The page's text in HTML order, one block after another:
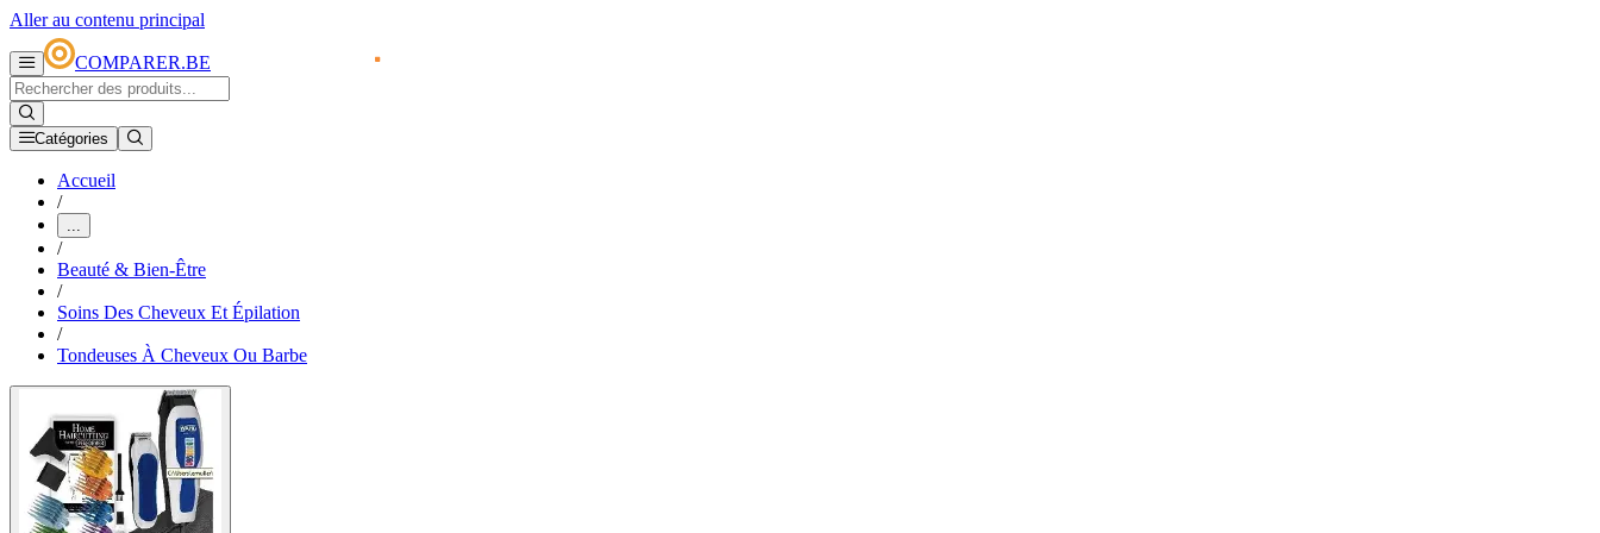
Aller au contenu principal
COMPARER.BE
Catégories
Accueil
/
...
/
Beauté & Bien-Être
/
Soins Des Cheveux Et Épilation
/
Tondeuses À Cheveux Ou Barbe